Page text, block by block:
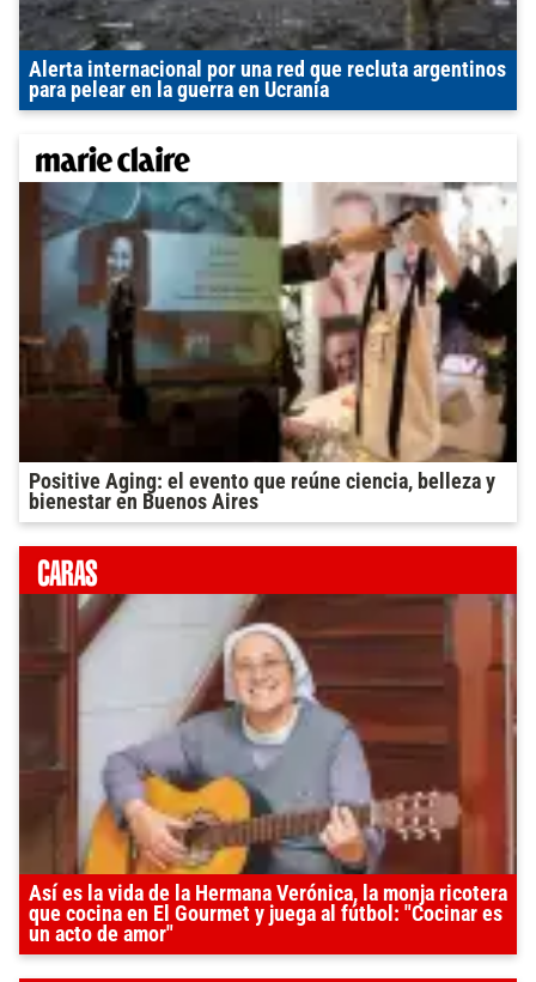
Alerta internacional por una red que recluta argentinos
para pelear en la guerra en Ucrania
Positive Aging: el evento que reúne ciencia, belleza y
bienestar en Buenos Aires
Así es la vida de la Hermana Verónica, la monja ricotera
que cocina en El Gourmet y juega al fútbol: "Cocinar es
un acto de amor"